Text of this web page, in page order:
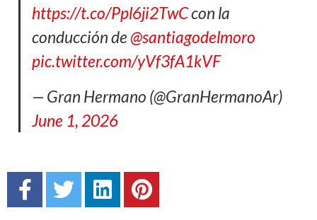
https://t.co/Ppl6ji2TwCcon la
conducción de @santiagodelmoro
pic.twitter.com/yVf3fA1kVF
— Gran Hermano (@GranHermanoAr)
June 1, 2026